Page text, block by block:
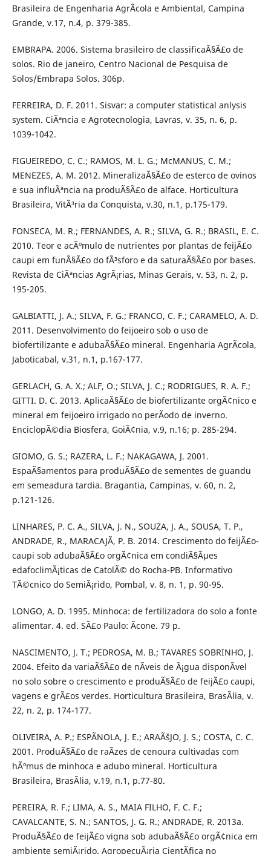
Brasileira de Engenharia AgrÃ­cola e Ambiental, Campina
Grande, v.17, n.4, p. 379-385.
EMBRAPA. 2006. Sistema brasileiro de classificaÃ§Ã£o de
solos. Rio de janeiro, Centro Nacional de Pesquisa de
Solos/Embrapa Solos. 306p.
FERREIRA, D. F. 2011. Sisvar: a computer statistical anlysis
system. CiÃªncia e Agrotecnologia, Lavras, v. 35, n. 6, p.
1039-1042.
FIGUEIREDO, C. C.; RAMOS, M. L. G.; McMANUS, C. M.;
MENEZES, A. M. 2012. MineralizaÃ§Ã£o de esterco de ovinos
e sua influÃªncia na produÃ§Ã£o de alface. Horticultura
Brasileira, VitÃ³ria da Conquista, v.30, n.1, p.175-179.
FONSECA, M. R.; FERNANDES, A. R.; SILVA, G. R.; BRASIL, E. C.
2010. Teor e acÃºmulo de nutrientes por plantas de feijÃ£o
caupi em funÃ§Ã£o do fÃ³sforo e da saturaÃ§Ã£o por bases.
Revista de CiÃªncias AgrÃ¡rias, Minas Gerais, v. 53, n. 2, p.
195-205.
GALBIATTI, J. A.; SILVA, F. G.; FRANCO, C. F.; CARAMELO, A. D.
2011. Desenvolvimento do feijoeiro sob o uso de
biofertilizante e adubaÃ§Ã£o mineral. Engenharia AgrÃ­cola,
Jaboticabal, v.31, n.1, p.167-177.
GERLACH, G. A. X.; ALF, O.; SILVA, J. C.; RODRIGUES, R. A. F.;
GITTI. D. C. 2013. AplicaÃ§Ã£o de biofertilizante orgÃ¢nico e
mineral em feijoeiro irrigado no perÃ­odo de inverno.
EnciclopÃ©dia Biosfera, GoiÃ¢nia, v.9, n.16; p. 285-294.
GIOMO, G. S.; RAZERA, L. F.; NAKAGAWA, J. 2001.
EspaÃ§amentos para produÃ§Ã£o de sementes de guandu
em semeadura tardia. Bragantia, Campinas, v. 60, n. 2,
p.121-126.
LINHARES, P. C. A., SILVA, J. N., SOUZA, J. A., SOUSA, T. P.,
ANDRADE, R., MARACAJÃ, P. B. 2014. Crescimento do feijÃ£o-
caupi sob adubaÃ§Ã£o orgÃ¢nica em condiÃ§Ãµes
edafoclimÃ¡ticas de CatolÃ© do Rocha-PB. Informativo
TÃ©cnico do SemiÃ¡rido, Pombal, v. 8, n. 1, p. 90-95.
LONGO, A. D. 1995. Minhoca: de fertilizadora do solo a fonte
alimentar. 4. ed. SÃ£o Paulo: Ãcone. 79 p.
NASCIMENTO, J. T.; PEDROSA, M. B.; TAVARES SOBRINHO, J.
2004. Efeito da variaÃ§Ã£o de nÃ­veis de Ã¡gua disponÃ­vel
no solo sobre o crescimento e produÃ§Ã£o de feijÃ£o caupi,
vagens e grÃ£os verdes. Horticultura Brasileira, BrasÃ­lia, v.
22, n. 2, p. 174-177.
OLIVEIRA, A. P.; ESPÃNOLA, J. E.; ARAÃšJO, J. S.; COSTA, C. C.
2001. ProduÃ§Ã£o de raÃ­zes de cenoura cultivadas com
hÃºmus de minhoca e adubo mineral. Horticultura
Brasileira, BrasÃ­lia, v.19, n.1, p.77-80.
PEREIRA, R. F.; LIMA, A. S., MAIA FILHO, F. C. F.;
CAVALCANTE, S. N.; SANTOS, J. G. R.; ANDRADE, R. 2013a.
ProduÃ§Ã£o de feijÃ£o vigna sob adubaÃ§Ã£o orgÃ¢nica em
ambiente semiÃ¡rido. AgropecuÃ¡ria CientÃ­fica no